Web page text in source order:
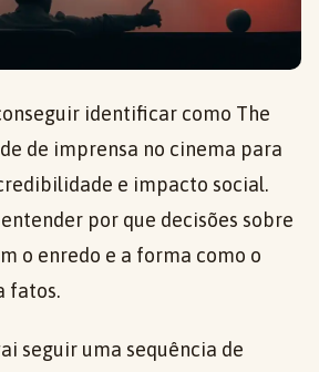
identificar como The
de imprensa no cinema para
e impacto social.
por que decisões sobre
o enredo e a forma como o
fatos.
seguir uma sequência de